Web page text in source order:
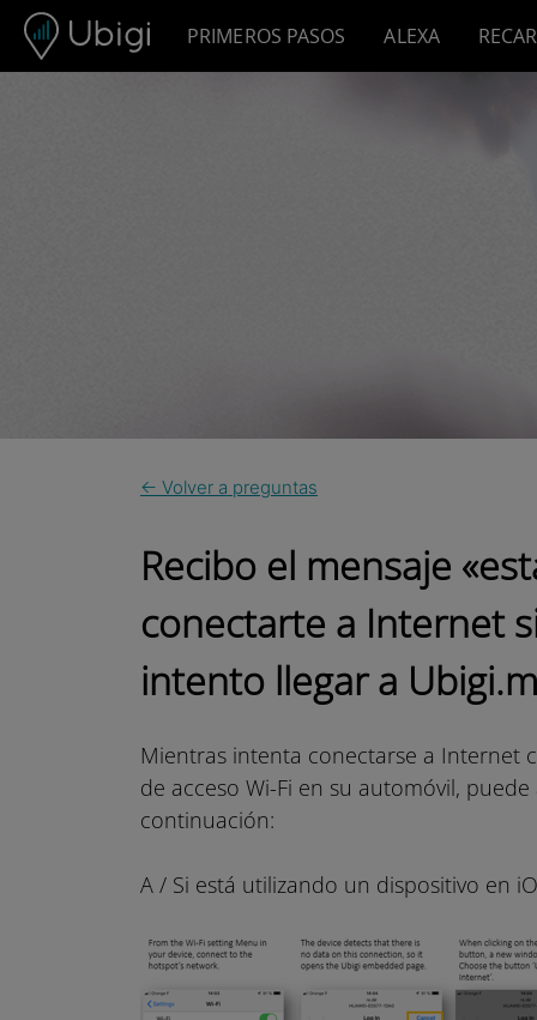
Skip to content
PRIMEROS PASOS ALEXA
← Volver a preguntas
Recibo el mensaje
conectarte a Internet
intento llegar a
Mientras intenta conectarse a Internet
de acceso Wi-Fi en su automóvil,
continuación:
A / Si está utilizando un dispositivo en